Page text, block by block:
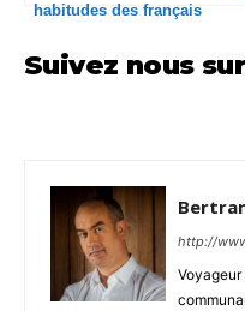
habitudes des français
Suivez nous
http://
Voyageur